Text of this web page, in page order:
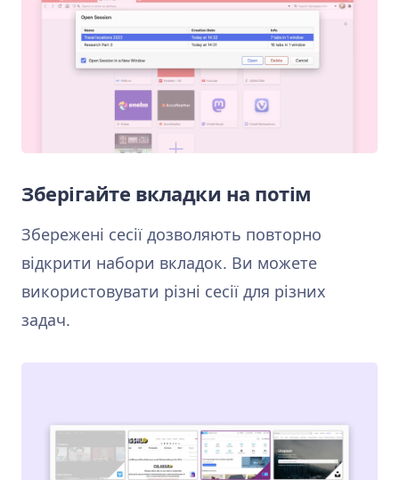
Зберігайте вкладки на потім
Збережені сесії дозволяють повторно
відкрити набори вкладок. Ви можете
використовувати різні сесії для різних
задач.